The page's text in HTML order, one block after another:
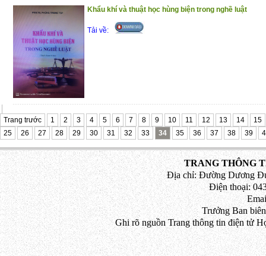
Khẩu khí và thuật học hùng biện trong nghề luật
Tải về:
Trang trước 1 2 3 4 5 6 7 8 9 10 11 12 13 14
15
25
26 27 28 29 30 31 32 33 34 35 36 37 38 39
TRANG THÔNG
Địa chỉ: Đường Dương
Điện thoại:
Trưởng Ban
Ghi rõ nguồn Trang thông tin điện tử